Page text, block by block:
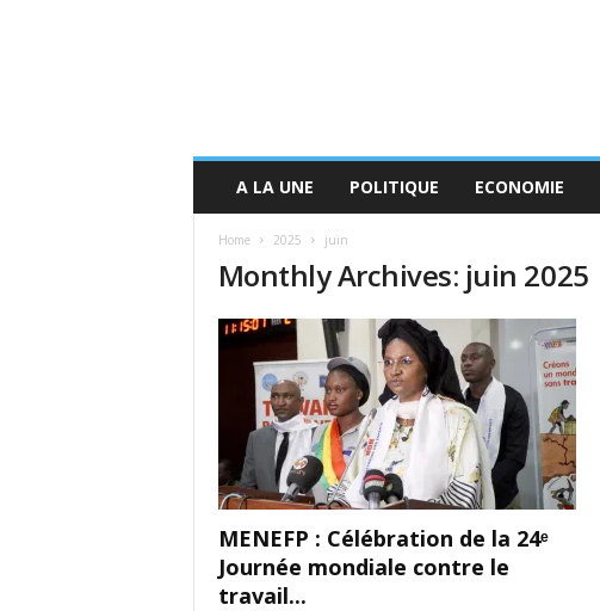
A LA UNE POLITIQUE ECONOMIE
Home 2025 juin
Monthly Archives: juin 2025
MENEFP : Célébration de la 24ᵉ
Journée mondiale contre le
travail...